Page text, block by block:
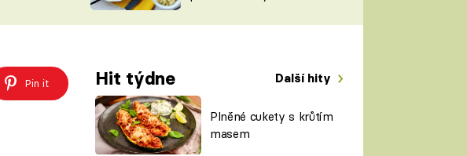
ŠÉFREDAKTORKY
ČASOPIS
Pin it Hit týdne Další hity
Plněné cukety s krůtím
masem